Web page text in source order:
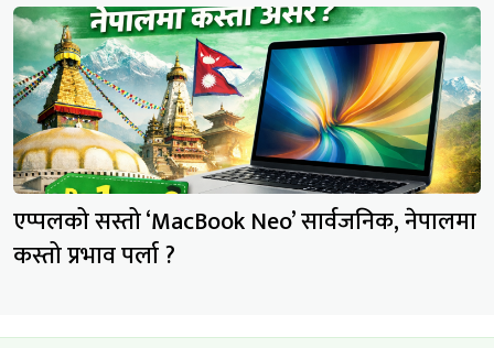
एप्पलको सस्तो ‘MacBook Neo’ सार्वजनिक, नेपालमा
कस्तो प्रभाव पर्ला ?